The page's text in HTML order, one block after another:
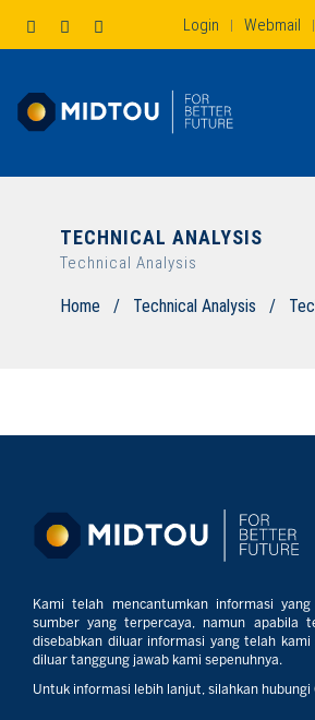
Login | Webmail |
TECHNICAL ANALYSIS
Technical Analysis
Home / Technical Analysis /
Kami telah mencantumkan informasi
sumber yang terpercaya, namun apabila
disebabkan diluar informasi yang telah kami
diluar tanggung jawab kami sepenuhnya.
Untuk informasi lebih lanjut, silahkan hubungi